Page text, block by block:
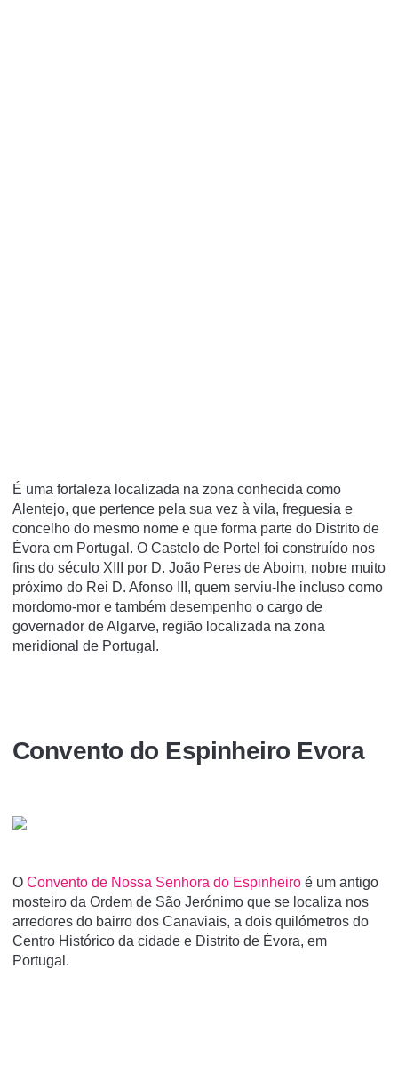
É uma fortaleza localizada na zona conhecida como
Alentejo, que pertence pela sua vez à vila, freguesia e
concelho do mesmo nome e que forma parte do Distrito de
Évora em Portugal. O Castelo de Portel foi construído nos
fins do século XIII por D. João Peres de Aboim, nobre muito
próximo do Rei D. Afonso III, quem serviu-lhe incluso como
mordomo-mor e também desempenho o cargo de
governador de Algarve, região localizada na zona
meridional de Portugal.
Convento do Espinheiro Evora
O Convento de Nossa Senhora do Espinheiro é um antigo
mosteiro da Ordem de São Jerónimo que se localiza nos
arredores do bairro dos Canaviais, a dois quilómetros do
Centro Histórico da cidade e Distrito de Évora, em
Portugal.